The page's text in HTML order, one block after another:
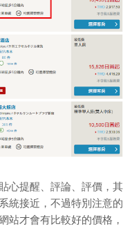
提醒、評論、評價，其
統接近，不過特別注意的
站才會有比較好的價格，